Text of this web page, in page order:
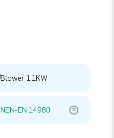
Blower 1,1KW
NEN-EN 14960